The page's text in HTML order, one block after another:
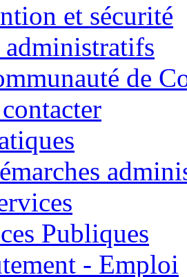
et sécurité
administratifs
de
Publiques
- Emploi